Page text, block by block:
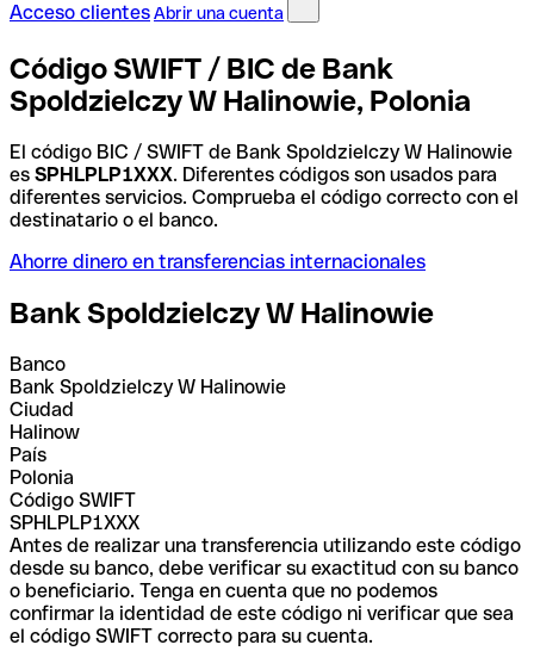
Acceso clientesAbrir una cuenta
Código SWIFT / BIC de Bank
Spoldzielczy W Halinowie, Polonia
El código BIC / SWIFT de Bank Spoldzielczy W Halinowie
es SPHLPLP1XXX. Diferentes códigos son usados para
diferentes servicios. Comprueba el código correcto con el
destinatario o el banco.
Ahorre dinero en transferencias internacionales
Bank Spoldzielczy W Halinowie
Banco
Bank Spoldzielczy W Halinowie
Ciudad
Halinow
País
Polonia
Código SWIFT
SPHLPLP1XXX
Antes de realizar una transferencia utilizando este código
desde su banco, debe verificar su exactitud con su banco
o beneficiario. Tenga en cuenta que no podemos
confirmar la identidad de este código ni verificar que sea
el código SWIFT correcto para su cuenta.